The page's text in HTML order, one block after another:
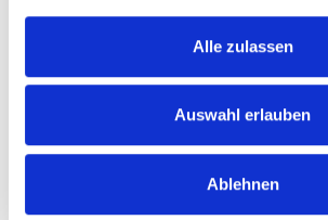
Alle zulassen
Auswahl erlauben
Ablehnen
bei derOrganisation und
einrichtungsinternen